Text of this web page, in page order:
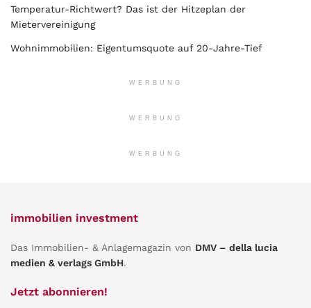
Temperatur-Richtwert? Das ist der Hitzeplan der
Mietervereinigung
Wohnimmobilien: Eigentumsquote auf 20-Jahre-Tief
WERBUNG
WERBUNG
WERBUNG
immobilien investment
Das Immobilien- & Anlagemagazin von DMV – della lucia
medien & verlags GmbH.
Jetzt abonnieren!